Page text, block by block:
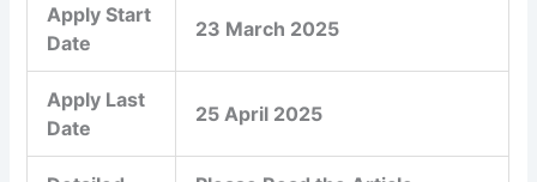
Apply Start
Date
23 March 2025
Apply Last
Date
25 April 2025